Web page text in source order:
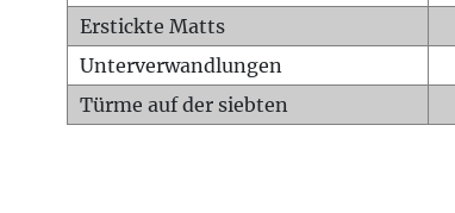
Erstickte Matts
Unterverwandlungen
Türme auf der siebten